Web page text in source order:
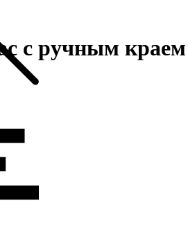
с ручным краем